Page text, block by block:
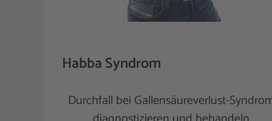
Habba Syndrom
Durchfall bei Gallensäureverlust-